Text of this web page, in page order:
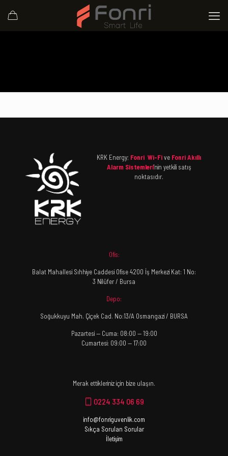
KRK Energy; Fonri Wi-Five Fonri Akıllı
Alarm Sistemleri'nin yetkili satış
noktasıdır.
Ofis:
Balat Mahallesi Sıhhiye Caddesi Ofise 4200 İş Merkezi Kat: 1 No:
3 Nilüfer / Bursa
Depo:
Soğukkuyu Mah. Çiçek Cad. No:13/A Osmangazi / BURSA
Pazartesi — Cuma: 08:00 — 19:00
Cumartesi: 09:00 — 17:00
Merak ettikleriniz için bize ulaşın.
0224 334 06 69
info@fonriguvenlik.com
Sıkça Sorulan Sorular
İletişim